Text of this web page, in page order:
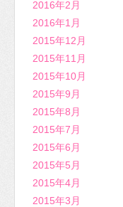
2016年2月
2016年1月
2015年12月
2015年11月
2015年10月
2015年9月
2015年8月
2015年7月
2015年6月
2015年5月
2015年4月
2015年3月